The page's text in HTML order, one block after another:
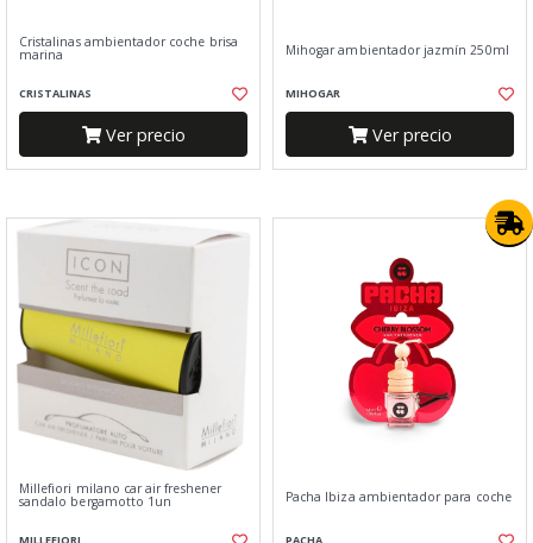
Cristalinas ambientador coche brisa
marina
CRISTALINAS
Ver precio
Mihogar ambientador jazmín 250ml
MIHOGAR
Ver precio
Millefiori milano car air freshener
sandalo bergamotto 1un Pacha Ibiza ambientador para coche